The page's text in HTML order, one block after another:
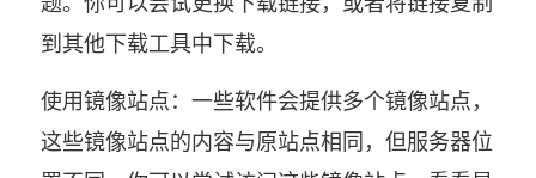
到其他下载工具中下载。
使用镜像站点：一些软件会提供多个镜像站点，
这些镜像站点的内容与原站点相同，但服务器位